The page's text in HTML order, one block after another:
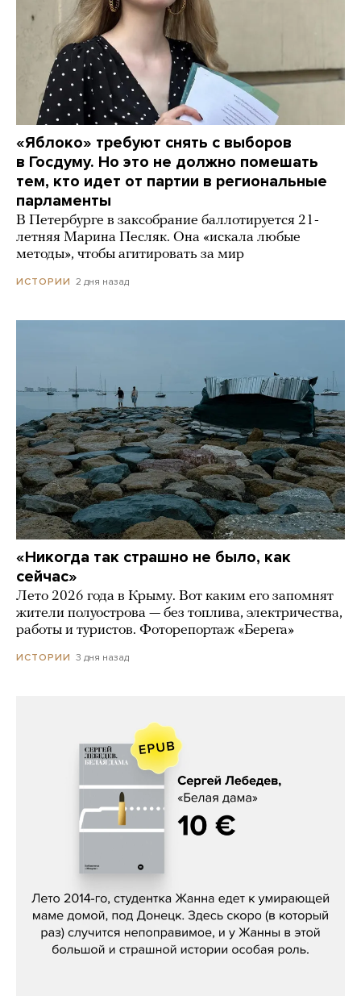
«Яблоко» требуют снять с выборов
в Госдуму. Но это не должно помешать
тем, кто идет от партии в региональные
парламенты
В Петербурге в заксобрание баллотируется 21-
летняя Марина Песляк. Она «искала любые
методы», чтобы агитировать за мир
ИСТОРИИ 2 дня назад
«Никогда так страшно не было, как
сейчас»
Лето 2026 года в Крыму. Вот каким его запомнят
жители полуострова — без топлива, электричества,
работы и туристов. Фоторепортаж «Берега»
ИСТОРИИ 3 дня назад
Сергей Лебедев, «Белая дама»